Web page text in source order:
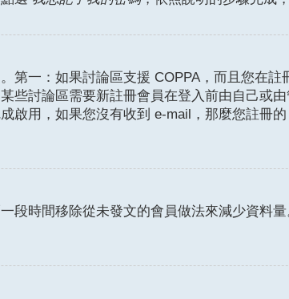
一：如果討論區支援 COPPA，而且您在
討論區需要新註冊會員在登入前由自己或
啟用，如果您沒有收到 e-mail，那麼您註冊
時間移除從未發文的會員做法來減少資料